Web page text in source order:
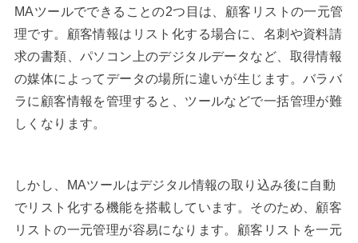
MAツールでできることの2つ目は、顧客リストの一元管
理です。顧客情報はリスト化する場合に、名刺や資料請
求の書類、パソコン上のデジタルデータなど、取得情報
の媒体によってデータの場所に違いが生じます。バラバ
ラに顧客情報を管理すると、ツールなどで一括管理が難
しくなります。
しかし、MAツールはデジタル情報の取り込み後に自動
でリスト化する機能を搭載しています。そのため、顧客
リストの一元管理が容易になります。顧客リストを一元